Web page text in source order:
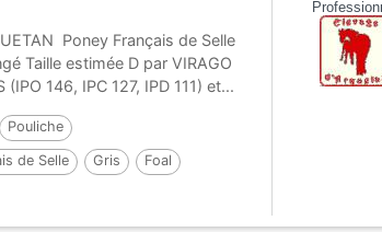
Poney Français de Selle
Taille estimée D par VIRAGO
(IPO 146, IPC 127, IPD 111) et...
Pouliche
de Selle Gris Foal